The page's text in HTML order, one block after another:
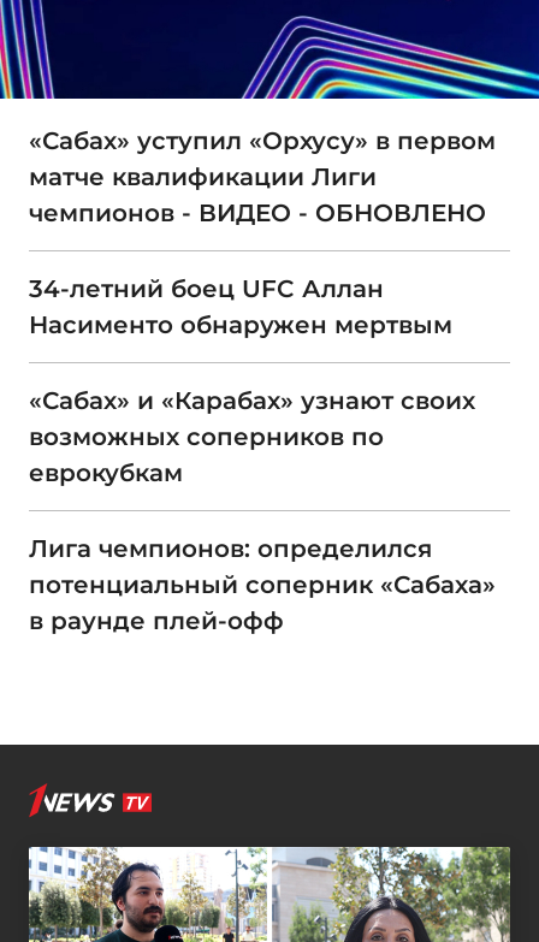
«Сабах» уступил «Орхусу» в первом
матче квалификации Лиги
чемпионов - ВИДЕО - ОБНОВЛЕНО
34-летний боец UFC Аллан
Насименто обнаружен мертвым
«Сабах» и «Карабах» узнают своих
возможных соперников по
еврокубкам
Лига чемпионов: определился
потенциальный соперник «Сабаха»
в раунде плей-офф